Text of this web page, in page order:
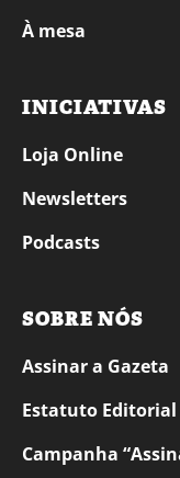
À mesa
INICIATIVAS
Loja Online
Newsletters
Podcasts
SOBRE NÓS
Assinar a Gazeta
Estatuto Editorial
Campanha